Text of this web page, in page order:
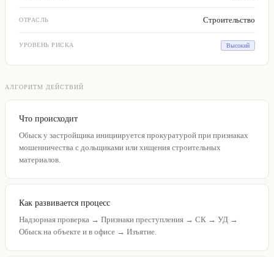
ОТРАСЛЬ Строительство
УРОВЕНЬ РИСКА Высокий
АЛГОРИТМ ДЕЙСТВИЙ
Что происходит
Обыск у застройщика инициируется прокуратурой при признаках
мошенничества с дольщиками или хищения строительных
материалов.
Как развивается процесс
Надзорная проверка → Признаки преступления → СК → УД →
Обыск на объекте и в офисе → Изъятие.